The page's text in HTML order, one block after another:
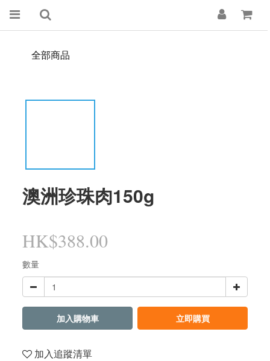
全部商品
澳洲珍珠肉150g
HK$388.00
數量
加入購物車 立即購買
加入追蹤清單